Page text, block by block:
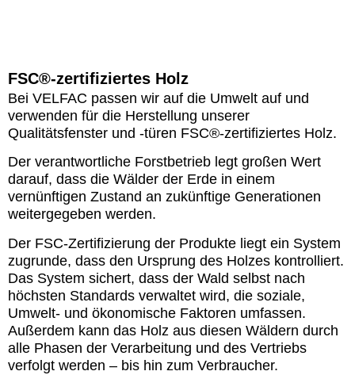
FSC®-zertifiziertes Holz
Bei VELFAC passen wir auf die Umwelt auf und
verwenden für die Herstellung unserer
Qualitätsfenster und -türen FSC®-zertifiziertes Holz.
Der verantwortliche Forstbetrieb legt großen Wert
darauf, dass die Wälder der Erde in einem
vernünftigen Zustand an zukünftige Generationen
weitergegeben werden.
Der FSC-Zertifizierung der Produkte liegt ein System
zugrunde, dass den Ursprung des Holzes kontrolliert.
Das System sichert, dass der Wald selbst nach
höchsten Standards verwaltet wird, die soziale,
Umwelt- und ökonomische Faktoren umfassen.
Außerdem kann das Holz aus diesen Wäldern durch
alle Phasen der Verarbeitung und des Vertriebs
verfolgt werden – bis hin zum Verbraucher.